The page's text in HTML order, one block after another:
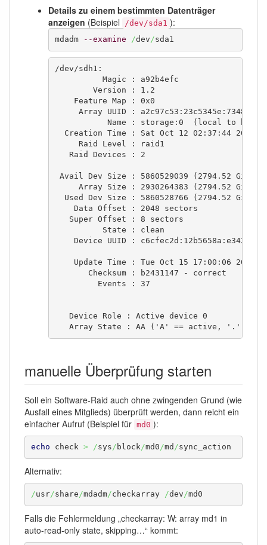
Details zu einem bestimmten Datenträger
anzeigen (Beispiel /dev/sda1 ):
mdadm --examine /dev/sda1
/dev/sdh1:
          Magic : a92b4efc
        Version : 1.2
    Feature Map : 0x0
Array UUID :
Name : storage:0  (local to host
  Creation Time : Sat Oct 12 02:37:44 2013
     Raid Level : raid1
   Raid Devices : 2
Avail Dev Size : 5860529039 (2794.52 GiB
Array Size : 2930264383 (2794.52 GiB
Used Dev Size : 5860528766 (2794.52 GiB
    Data Offset : 2048 sectors
   Super Offset : 8 sectors
          State : clean
Device UUID :
    Update Time : Tue Oct 15 17:00:06 2013
       Checksum : b2431147 - correct
         Events : 37
   Device Role : Active device 0
Array State : AA ('A' == active, '.' ==
manuelle Überprüfung starten
Soll ein Software-Raid auch ohne zwingenden Grund (wie
Ausfall eines Mitglieds) überprüft werden, dann reicht ein
einfacher Aufruf (Beispiel für md0 ):
echo check > /sys/ block/md0/md /sync_action
Alternativ:
/usr/share/mdadm/checkarray /dev/md0
Falls die Fehlermeldung „checkarray: W: array md1 in
auto-read-only state, skipping…“ kommt: